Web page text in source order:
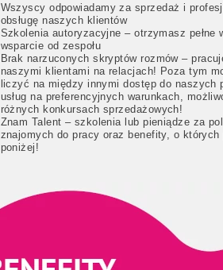
Wszyscy odpowiadamy za sprzedaż i
obsługę naszych klientów
Szkolenia autoryzacyjne – otrzymasz pełne
wsparcie od zespołu
Brak narzuconych skryptów rozmów –
naszymi klientami na relacjach! Poza tym
liczyć na między innymi dostęp do naszych
usług na preferencyjnych warunkach,
różnych konkursach sprzedażowych!
Znam Talent – szkolenia lub pieniądze za
znajomych do pracy oraz benefity, o
poniżej!